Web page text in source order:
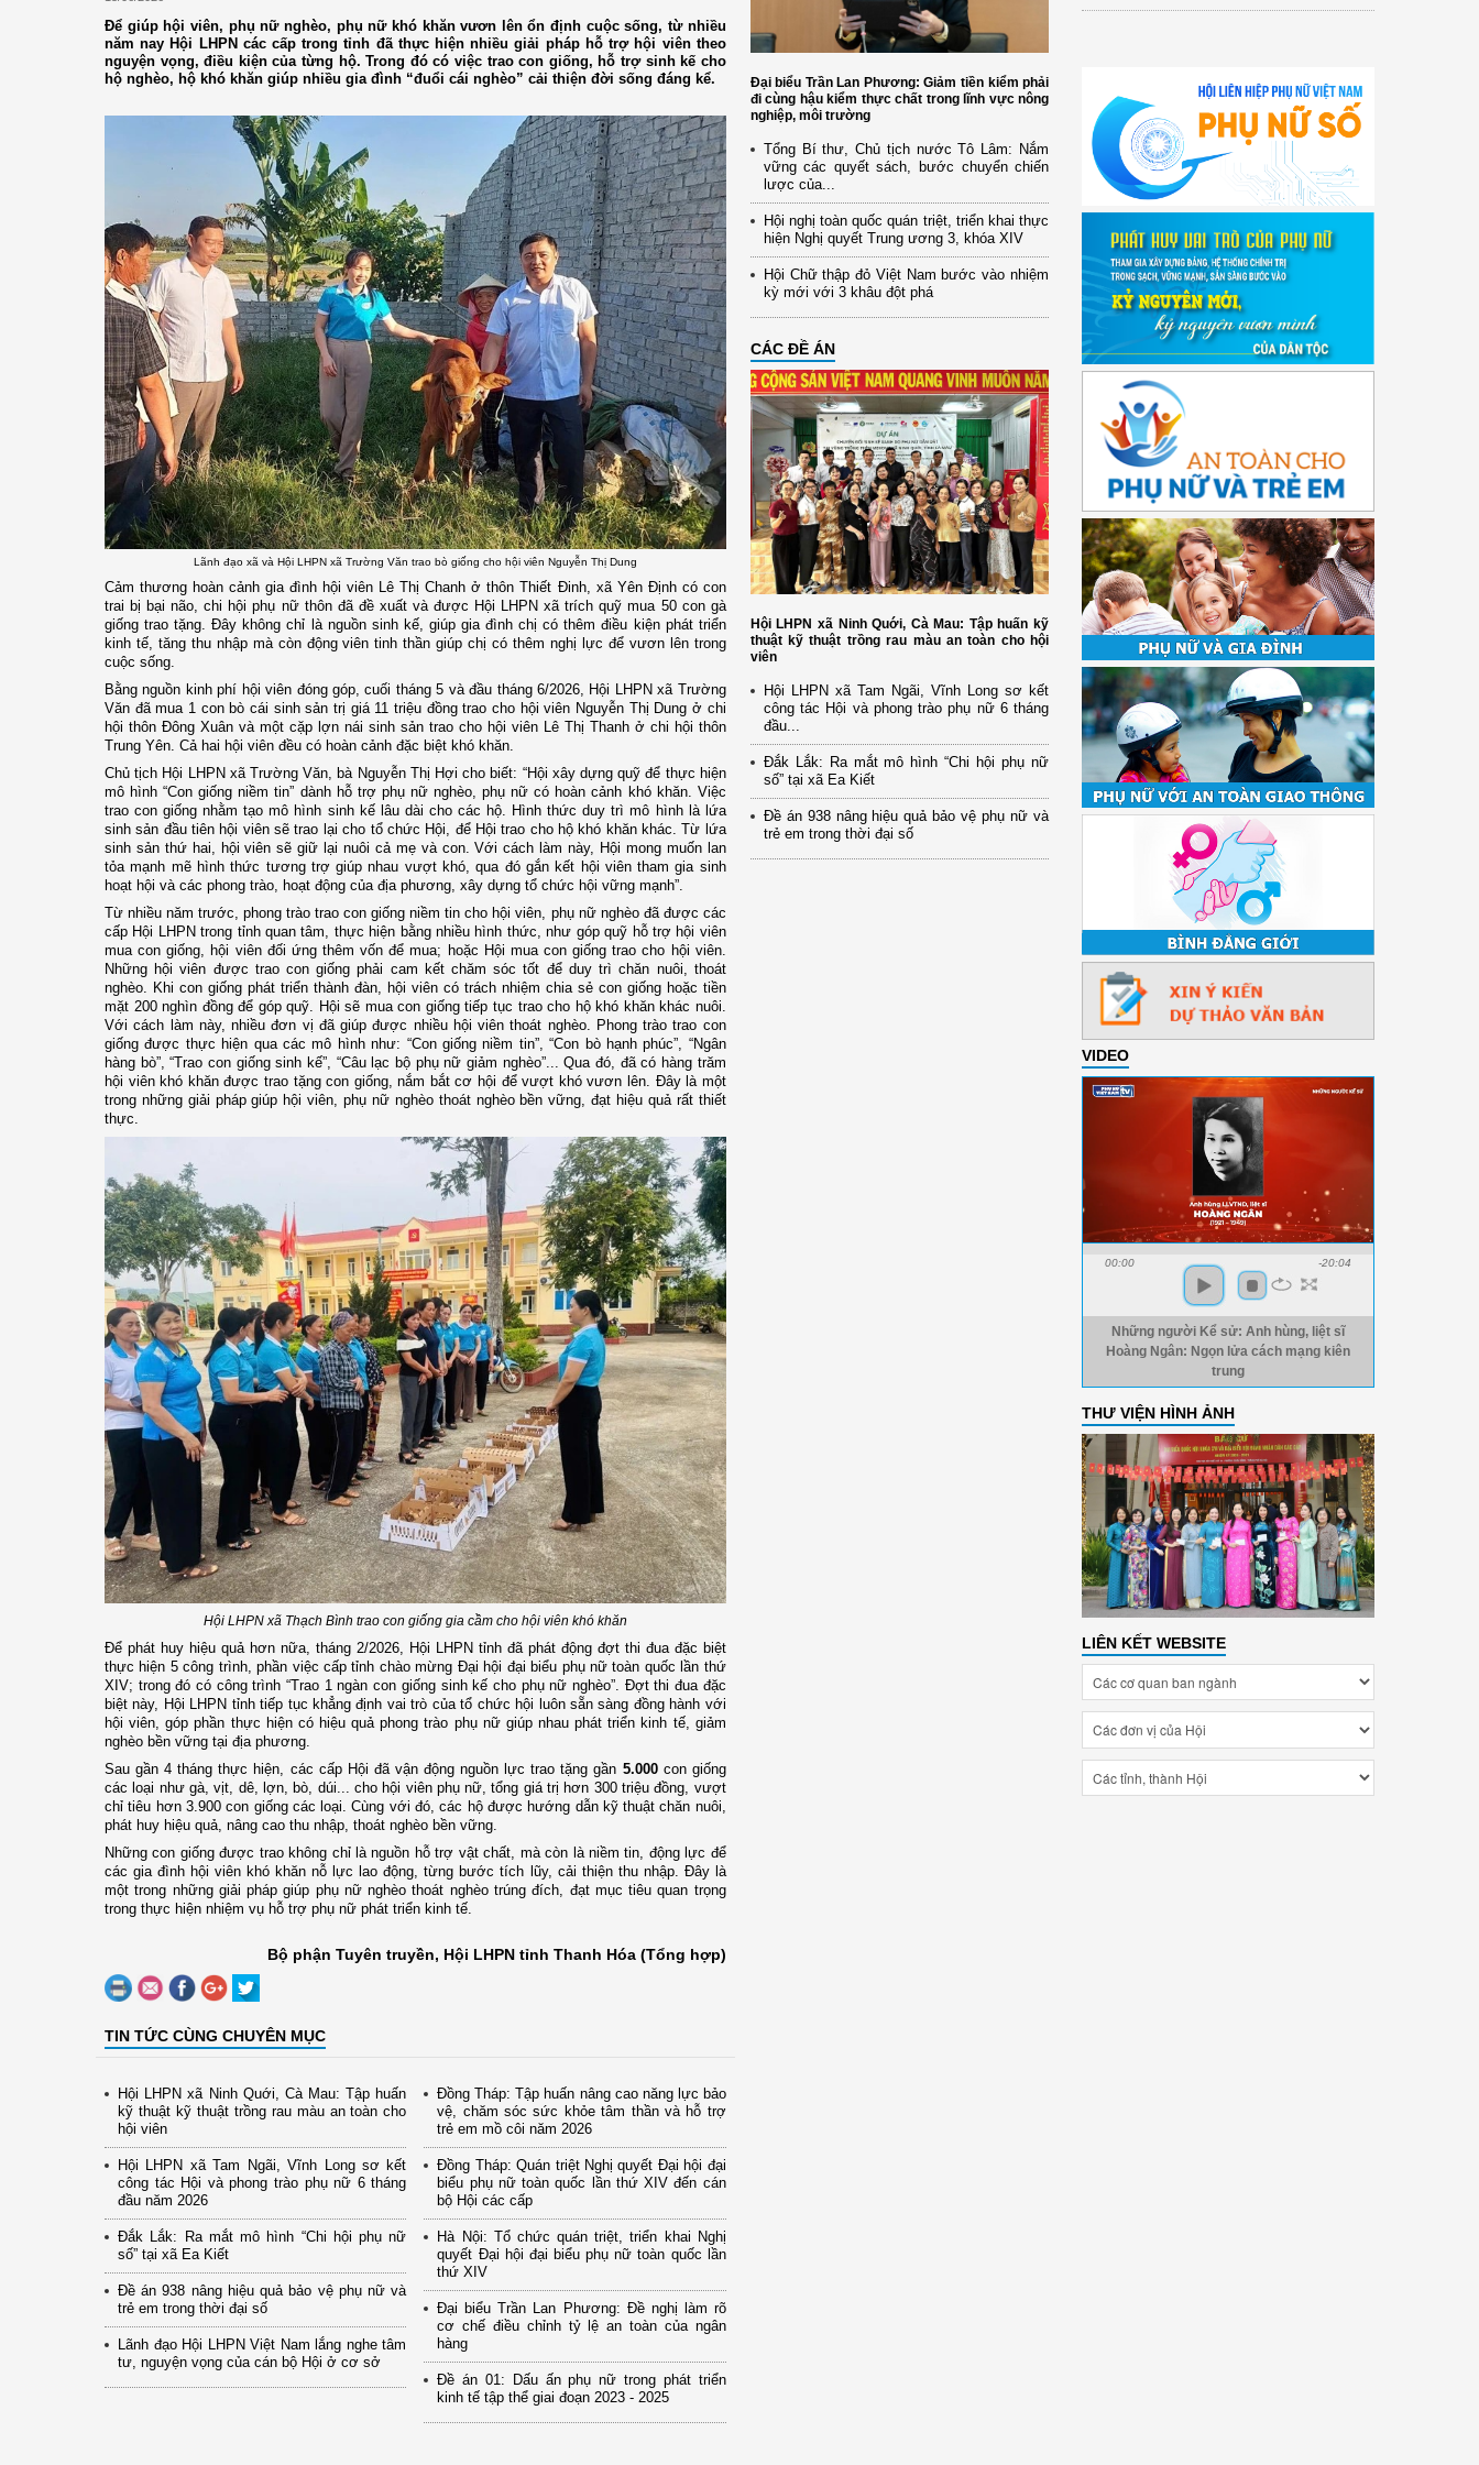
Để giúp hội viên, phụ nữ nghèo, phụ nữ khó khăn vươn lên ổn định cuộc sống, từ nhiều
năm nay Hội LHPN các cấp trong tỉnh đã thực hiện nhiều giải pháp hỗ trợ hội viên theo
nguyện vọng, điều kiện của từng hộ. Trong đó có việc trao con giống, hỗ trợ sinh kế cho
hộ nghèo, hộ khó khăn giúp nhiều gia đình “đuổi cái nghèo” cải thiện đời sống đáng kể.
Lãnh đạo xã và Hội LHPN xã Trường Văn trao bò giống cho hội viên Nguyễn Thị Dung
Cảm thương hoàn cảnh gia đình hội viên Lê Thị Chanh ở thôn Thiết Đinh, xã Yên Định có con
trai bị bại não, chi hội phụ nữ thôn đã đề xuất và được Hội LHPN xã trích quỹ mua 50 con gà
giống trao tặng. Đây không chỉ là nguồn sinh kế, giúp gia đình chị có thêm điều kiện phát triển
kinh tế, tăng thu nhập mà còn động viên tinh thần giúp chị có thêm nghị lực để vươn lên trong
cuộc sống.
Bằng nguồn kinh phí hội viên đóng góp, cuối tháng 5 và đầu tháng 6/2026, Hội LHPN xã Trường
Văn đã mua 1 con bò cái sinh sản trị giá 11 triệu đồng trao cho hội viên Nguyễn Thị Dung ở chi
hội thôn Đông Xuân và một cặp lợn nái sinh sản trao cho hội viên Lê Thị Thanh ở chi hội thôn
Trung Yên. Cả hai hội viên đều có hoàn cảnh đặc biệt khó khăn.
Chủ tịch Hội LHPN xã Trường Văn, bà Nguyễn Thị Hợi cho biết: “Hội xây dựng quỹ để thực hiện
mô hình “Con giống niềm tin” dành hỗ trợ phụ nữ nghèo, phụ nữ có hoàn cảnh khó khăn. Việc
trao con giống nhằm tạo mô hình sinh kế lâu dài cho các hộ. Hình thức duy trì mô hình là lứa
sinh sản đầu tiên hội viên sẽ trao lại cho tổ chức Hội, để Hội trao cho hộ khó khăn khác. Từ lứa
sinh sản thứ hai, hội viên sẽ giữ lại nuôi cả mẹ và con. Với cách làm này, Hội mong muốn lan
tỏa mạnh mẽ hình thức tương trợ giúp nhau vượt khó, qua đó gắn kết hội viên tham gia sinh
hoạt hội và các phong trào, hoạt động của địa phương, xây dựng tổ chức hội vững mạnh”.
Từ nhiều năm trước, phong trào trao con giống niềm tin cho hội viên, phụ nữ nghèo đã được các
cấp Hội LHPN trong tỉnh quan tâm, thực hiện bằng nhiều hình thức, như góp quỹ hỗ trợ hội viên
mua con giống, hội viên đối ứng thêm vốn để mua; hoặc Hội mua con giống trao cho hội viên.
Những hội viên được trao con giống phải cam kết chăm sóc tốt để duy trì chăn nuôi, thoát
nghèo. Khi con giống phát triển thành đàn, hội viên có trách nhiệm chia sẻ con giống hoặc tiền
mặt 200 nghìn đồng để góp quỹ. Hội sẽ mua con giống tiếp tục trao cho hộ khó khăn khác nuôi.
Với cách làm này, nhiều đơn vị đã giúp được nhiều hội viên thoát nghèo. Phong trào trao con
giống được thực hiện qua các mô hình như: “Con giống niềm tin”, “Con bò hạnh phúc”, “Ngân
hàng bò”, “Trao con giống sinh kế”, “Câu lạc bộ phụ nữ giảm nghèo”... Qua đó, đã có hàng trăm
hội viên khó khăn được trao tặng con giống, nắm bắt cơ hội để vượt khó vươn lên. Đây là một
trong những giải pháp giúp hội viên, phụ nữ nghèo thoát nghèo bền vững, đạt hiệu quả rất thiết
thực.
Hội LHPN xã Thạch Bình trao con giống gia cầm cho hội viên khó khăn
Để phát huy hiệu quả hơn nữa, tháng 2/2026, Hội LHPN tỉnh đã phát động đợt thi đua đặc biệt
thực hiện 5 công trình, phần việc cấp tỉnh chào mừng Đại hội đại biểu phụ nữ toàn quốc lần thứ
XIV; trong đó có công trình “Trao 1 ngàn con giống sinh kế cho phụ nữ nghèo”. Đợt thi đua đặc
biệt này, Hội LHPN tỉnh tiếp tục khẳng định vai trò của tổ chức hội luôn sẵn sàng đồng hành với
hội viên, góp phần thực hiện có hiệu quả phong trào phụ nữ giúp nhau phát triển kinh tế, giảm
nghèo bền vững tại địa phương.
Sau gần 4 tháng thực hiện, các cấp Hội đã vận động nguồn lực trao tặng gần 5.000con giống
các loại như gà, vịt, dê, lợn, bò, dúi... cho hội viên phụ nữ, tổng giá trị hơn 300 triệu đồng, vượt
chỉ tiêu hơn 3.900 con giống các loại. Cùng với đó, các hộ được hướng dẫn kỹ thuật chăn nuôi,
phát huy hiệu quả, nâng cao thu nhập, thoát nghèo bền vững.
Những con giống được trao không chỉ là nguồn hỗ trợ vật chất, mà còn là niềm tin, động lực để
các gia đình hội viên khó khăn nỗ lực lao động, từng bước tích lũy, cải thiện thu nhập. Đây là
một trong những giải pháp giúp phụ nữ nghèo thoát nghèo trúng đích, đạt mục tiêu quan trọng
trong thực hiện nhiệm vụ hỗ trợ phụ nữ phát triển kinh tế.
Bộ phận Tuyên truyền, Hội LHPN tỉnh Thanh Hóa (Tổng hợp)
TIN TỨC CÙNG CHUYÊN MỤC
Hội LHPN xã Ninh Quới, Cà Mau: Tập huấn
kỹ thuật kỹ thuật trồng rau màu an toàn cho
hội viên
Hội LHPN xã Tam Ngãi, Vĩnh Long sơ kết
công tác Hội và phong trào phụ nữ 6 tháng
đầu năm 2026
Đắk Lắk: Ra mắt mô hình “Chi hội phụ nữ
số” tại xã Ea Kiết
Đề án 938 nâng hiệu quả bảo vệ phụ nữ và
trẻ em trong thời đại số
Lãnh đạo Hội LHPN Việt Nam lắng nghe tâm
tư, nguyện vọng của cán bộ Hội ở cơ sở
Đồng Tháp: Tập huấn nâng cao năng lực bảo
vệ, chăm sóc sức khỏe tâm thần và hỗ trợ
trẻ em mồ côi năm 2026
Đồng Tháp: Quán triệt Nghị quyết Đại hội đại
biểu phụ nữ toàn quốc lần thứ XIV đến cán
bộ Hội các cấp
Hà Nội: Tổ chức quán triệt, triển khai Nghị
quyết Đại hội đại biểu phụ nữ toàn quốc lần
thứ XIV
Đại biểu Trần Lan Phương: Đề nghị làm rõ
cơ chế điều chỉnh tỷ lệ an toàn của ngân
hàng
Đề án 01: Dấu ấn phụ nữ trong phát triển
kinh tế tập thể giai đoạn 2023 - 2025
Đại biểu Trần Lan Phương: Giảm tiền kiểm phải
đi cùng hậu kiểm thực chất trong lĩnh vực nông
nghiệp, môi trường
Tổng Bí thư, Chủ tịch nước Tô Lâm: Nắm
vững các quyết sách, bước chuyển chiến
lược của...
Hội nghị toàn quốc quán triệt, triển khai thực
hiện Nghị quyết Trung ương 3, khóa XIV
Hội Chữ thập đỏ Việt Nam bước vào nhiệm
kỳ mới với 3 khâu đột phá
CÁC ĐỀ ÁN
Hội LHPN xã Ninh Quới, Cà Mau: Tập huấn kỹ
thuật kỹ thuật trồng rau màu an toàn cho hội
viên
Hội LHPN xã Tam Ngãi, Vĩnh Long sơ kết
công tác Hội và phong trào phụ nữ 6 tháng
đầu...
Đắk Lắk: Ra mắt mô hình “Chi hội phụ nữ
số” tại xã Ea Kiết
Đề án 938 nâng hiệu quả bảo vệ phụ nữ và
trẻ em trong thời đại số
VIDEO
00:00 -20:04
Những người Kể sử: Anh hùng, liệt sĩ
Hoàng Ngân: Ngọn lửa cách mạng kiên
trung
THƯ VIỆN HÌNH ẢNH
LIÊN KẾT WEBSITE